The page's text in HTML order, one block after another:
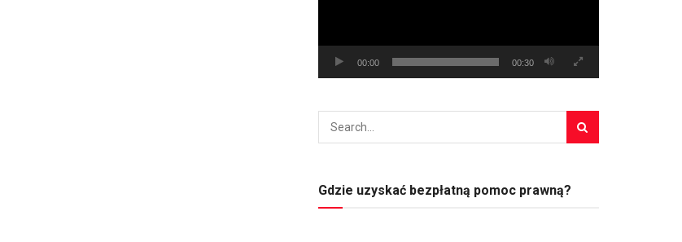
00:00 00:30
Gdzie uzyskać bezpłatną pomoc prawną?